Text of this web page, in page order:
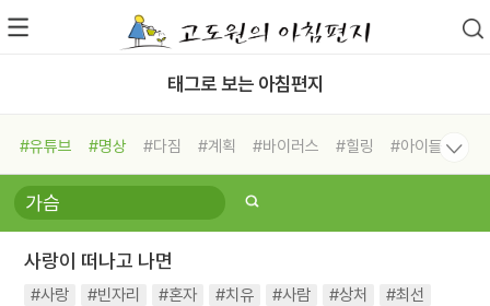
태그로 보는 아침편지
#유튜브 #명상 #다짐 #계획 #바이러스 #힐링
#아이들
#비전캠프
#독서캠프 #삶
#희망
#나눔 #친구 #링컨학교
#독서
#건강 #면역력
사랑이 떠나고 나면
#사랑 #빈자리 #혼자 #치유 #사람 #상처
#최선